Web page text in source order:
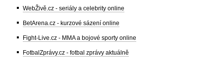
WebŽivě.cz - seriály a celebrity online
BetArena.cz - kurzové sázení online
Fight-Live.cz - MMA a bojové sporty online
FotbalZprávy.cz - fotbal zprávy aktuálně